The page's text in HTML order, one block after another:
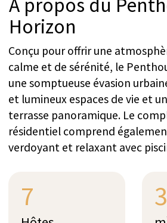
Hôtes m² Intérieur
Étages
210
m² Extérieur
2
Chambres
4
Salles de bain
5